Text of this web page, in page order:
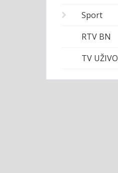
Sport
RTV BN
TV UŽIVO